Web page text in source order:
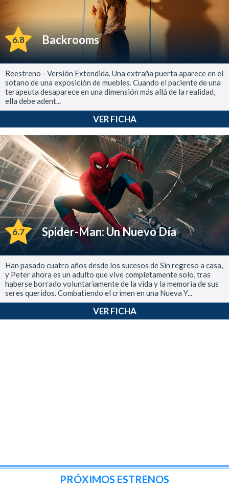
6.8 Backrooms
Reestreno - Versión Extendida. Una extraña puerta aparece en el
sotano de una exposición de muebles. Cuando el paciente de una
terapeuta desaparece en una dimensión más allá de la realidad,
ella debe adent...
VER FICHA
6.7 Spider-Man: Un Nuevo Día
Han pasado cuatro años desde los sucesos de Sin regreso a casa,
y Peter ahora es un adulto que vive completamente solo, tras
haberse borrado voluntariamente de la vida y la memoria de sus
seres queridos. Combatiendo el crimen en una Nueva Y...
VER FICHA
PRÓXIMOS ESTRENOS